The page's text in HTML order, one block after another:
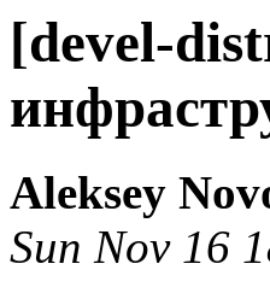
[devel-
Aleksey
Sun Nov 16